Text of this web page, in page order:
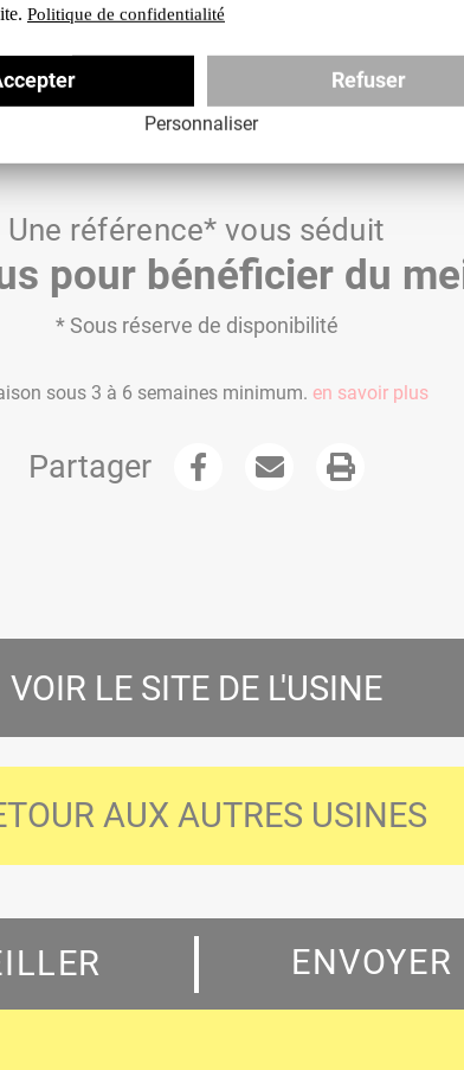
Télécharger le catalogue
Une référence* vous séduit
pour bénéficier du
* Sous réserve de disponibilité
sous 3 à 6 semaines minimum. en savoir plus
Partager
VOIR LE SITE DE L'USINE
AUX AUTRES USINES
Politique de confidentialité
Refuser
Personnaliser